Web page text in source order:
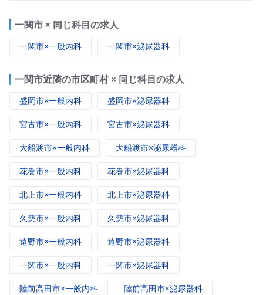
一関市 × 同じ科目の求人
一関市×一般内科 一関市×泌尿器科
一関市近隣の市区町村 × 同じ科目の求人
盛岡市×一般内科 盛岡市×泌尿器科
宮古市×一般内科 宮古市×泌尿器科
大船渡市×一般内科 大船渡市×泌尿器科
花巻市×一般内科 花巻市×泌尿器科
北上市×一般内科 北上市×泌尿器科
久慈市×一般内科 久慈市×泌尿器科
遠野市×一般内科 遠野市×泌尿器科
一関市×一般内科 一関市×泌尿器科
陸前高田市×一般内科 陸前高田市×泌尿器科